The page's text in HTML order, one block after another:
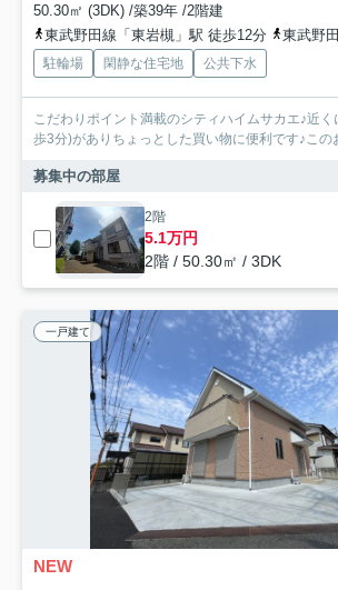
50.30㎡ (3DK) /築39年 /2階建
東武野田線「東岩槻」駅 徒歩12分
東武野田
駐輪場 閑静な住宅地 公共下水
こだわりポイント満載のシティハイムサカエ♪近
歩3分)がありちょっとした買い物に便利です♪この
募集中の部屋
2階
5.1万円
2階 / 50.30㎡ / 3DK
一戸建て
NEW